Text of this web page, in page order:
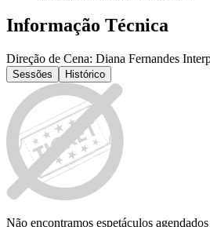
Informação Técnica
Direção de Cena: Diana Fernandes
Sessões Histórico
Não encontramos espetáculos